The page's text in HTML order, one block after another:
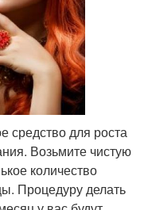
средство для роста
Возьмите чистую
количество
Процедуру делать